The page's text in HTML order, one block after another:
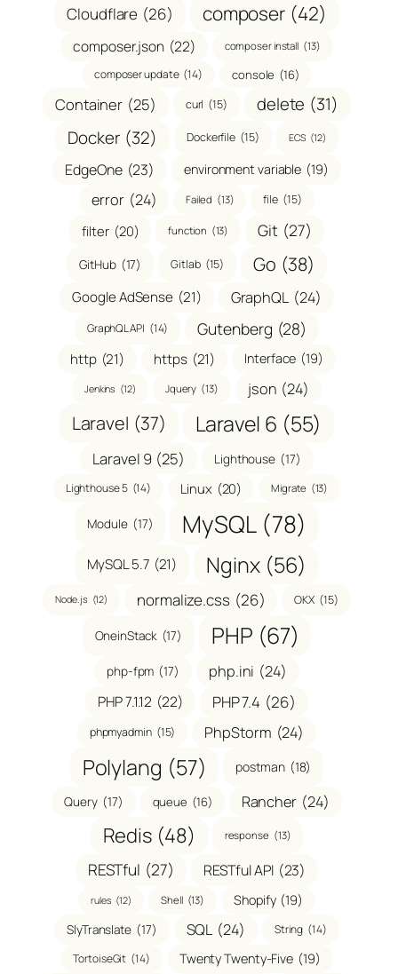
Cloudflare (26) composer (42)
composer.json (22) composer install (13)
composer update (14) console (16)
Container (25) curl (15) delete (31)
Docker (32) Dockerfile (15) ECS (12)
EdgeOne (23) environment variable (19)
error (24) Failed (13) file (15)
filter (20) function (13) Git (27)
GitHub (17) Gitlab (15) Go (38)
Google AdSense (21) GraphQL (24)
GraphQL API (14) Gutenberg (28)
http (21) https (21) Interface (19)
Jenkins (12) Jquery (13) json (24)
Laravel (37) Laravel 6 (55)
Laravel 9 (25) Lighthouse (17)
Lighthouse 5 (14) Linux (20) Migrate (13)
Module (17) MySQL (78)
MySQL 5.7 (21) Nginx (56)
Node.js (12) normalize.css (26) OKX (15)
OneinStack (17) PHP (67)
php-fpm (17) php.ini (24)
PHP 7.1.12 (22) PHP 7.4 (26)
phpmyadmin (15) PhpStorm (24)
Polylang (57) postman (18)
Query (17) queue (16) Rancher (24)
Redis (48) response (13)
RESTful (27) RESTful API (23)
rules (12) Shell (13) Shopify (19)
SlyTranslate (17) SQL (24) String (14)
TortoiseGit (14) Twenty Twenty-Five (19)